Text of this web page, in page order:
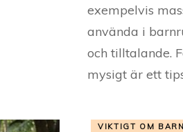
exempelvis
använda i
och tilltalande.
mysigt är ett
VIKTIGT OM